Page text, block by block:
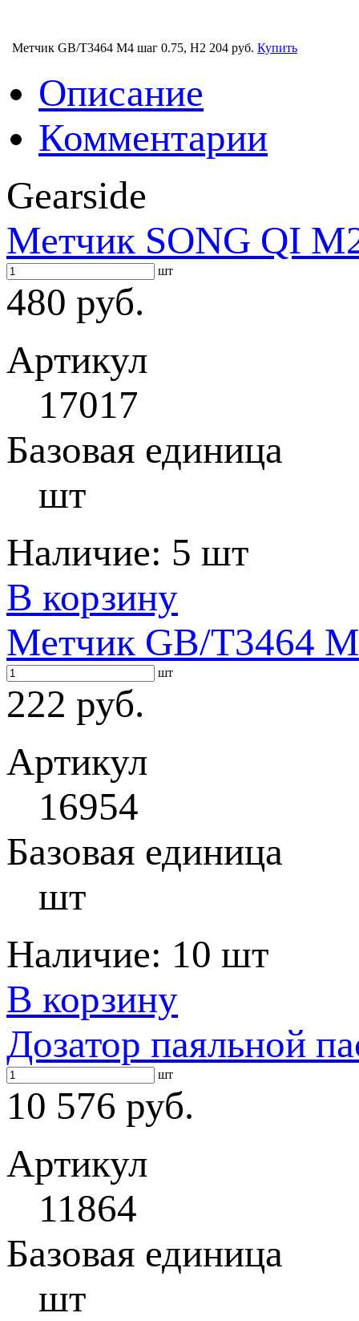
Метчик GB/T3464 M4 шаг 0.75, H2 204 руб. Купить
Описание
Комментарии
Gearside
Метчик SONG QI
шт
480 руб.
Артикул
17017
Базовая единица
шт
Наличие: 5 шт
В корзину
Метчик GB/T3464
шт
222 руб.
Артикул
16954
Базовая единица
шт
Наличие: 10 шт
В корзину
Дозатор паяльной
шт
10 576 руб.
Артикул
11864
Базовая единица
шт